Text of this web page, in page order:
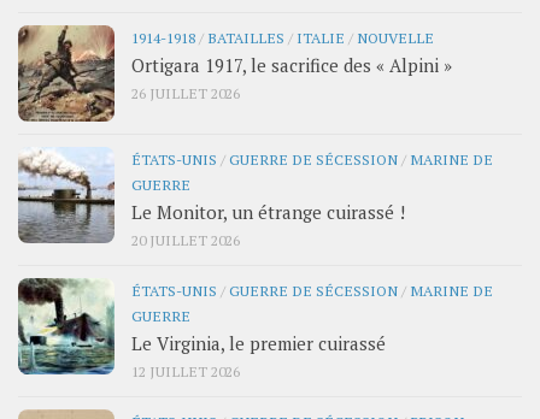
1914-1918 / BATAILLES / ITALIE / NOUVELLE
Ortigara 1917, le sacrifice des « Alpini »
26 JUILLET 2026
ÉTATS-UNIS /GUERRE DE SÉCESSION / MARINE DE
GUERRE
Le Monitor, un étrange cuirassé !
20 JUILLET 2026
ÉTATS-UNIS /GUERRE DE SÉCESSION / MARINE DE
GUERRE
Le Virginia, le premier cuirassé
12 JUILLET 2026